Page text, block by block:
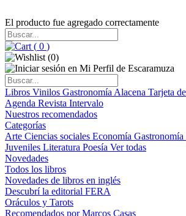
El producto fue agregado correctamente
( 0 )
(0)
Libros Vinilos Gastronomía Alacena Tarjeta
Agenda Revista Intervalo
Nuestros recomendados
Categorías
Arte Ciencias sociales Economía Gastronomía
Juveniles Literatura Poesía Ver todas
Novedades
Todos los libros
Novedades de libros en inglés
Descubrí la editorial FERA
Oráculos y Tarots
Recomendados por Marcos Casas